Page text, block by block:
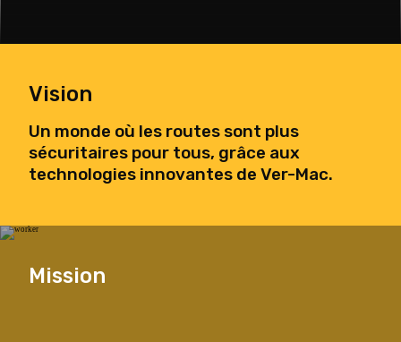
Vision
Un monde où les routes sont plus
sécuritaires pour tous, grâce aux
technologies innovantes de Ver-Mac.
Mission